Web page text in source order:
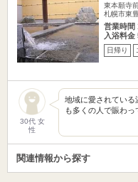
東本願寺
札幌市東
営業時間
入浴料金
日帰り
30代 女
性
地域に愛されている
も多くの人で賑わ
関連情報から探す